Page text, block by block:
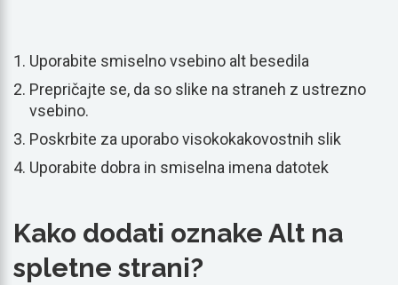
Uporabite smiselno vsebino alt besedila
Prepričajte se, da so slike na straneh z ustrezno
vsebino.
Poskrbite za uporabo visokokakovostnih slik
Uporabite dobra in smiselna imena datotek
Kako dodati oznake Alt na
spletne strani?